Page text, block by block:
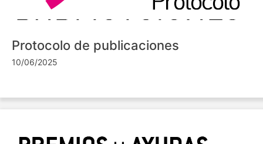
Protocolo de publicaciones
10/06/2025